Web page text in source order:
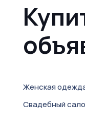
Женская
Свадебный